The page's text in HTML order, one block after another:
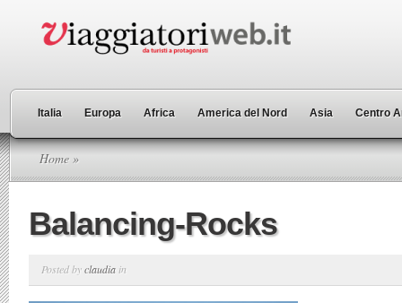
Italia Europa Africa America del Nord Asia Centro
Home »
Balancing-Rocks
Posted byclaudia in